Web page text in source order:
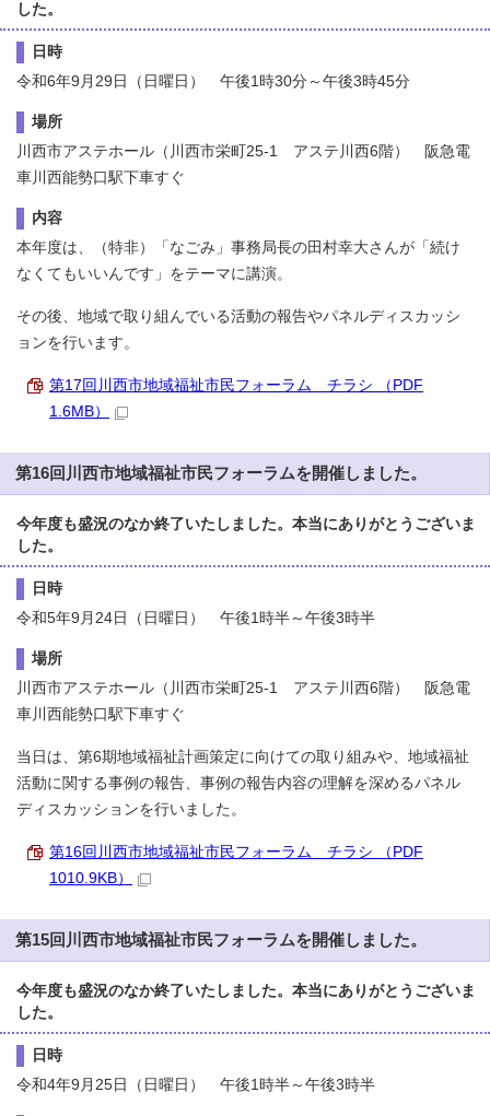
した。
日時
令和6年9月29日（日曜日） 午後1時30分～午後3時45分
場所
川西市アステホール（川西市栄町25-1 アステ川西6階） 阪急電
車川西能勢口駅下車すぐ
内容
本年度は、（特非）「なごみ」事務局長の田村幸大さんが「続け
なくてもいいんです」をテーマに講演。
その後、地域で取り組んでいる活動の報告やパネルディスカッシ
ョンを行います。
第17回川西市地域福祉市民フォーラム チラシ （PDF
1.6MB）
第16回川西市地域福祉市民フォーラムを開催しました。
今年度も盛況のなか終了いたしました。本当にありがとうございま
した。
日時
令和5年9月24日（日曜日） 午後1時半～午後3時半
場所
川西市アステホール（川西市栄町25-1 アステ川西6階） 阪急電
車川西能勢口駅下車すぐ
当日は、第6期地域福祉計画策定に向けての取り組みや、地域福祉
活動に関する事例の報告、事例の報告内容の理解を深めるパネル
ディスカッションを行いました。
第16回川西市地域福祉市民フォーラム チラシ （PDF
1010.9KB）
第15回川西市地域福祉市民フォーラムを開催しました。
今年度も盛況のなか終了いたしました。本当にありがとうございま
した。
日時
令和4年9月25日（日曜日） 午後1時半～午後3時半